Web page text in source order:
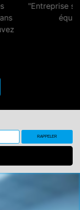
dotée d'une bonne